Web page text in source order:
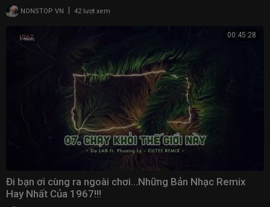
NONSTOP VN 42 lượt xem
00:45:28
Đi bạn ơi cùng ra ngoài chơi…Những Bản Nhạc Remix
Hay Nhất Của 1967!!!